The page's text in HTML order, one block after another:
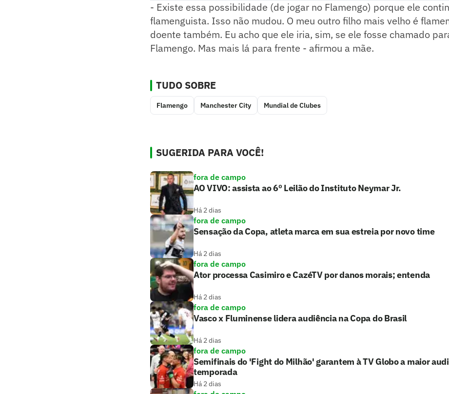
- Existe essa possibilidade (de jogar no Flamengo) porque ele
flamenguista. Isso não mudou. O meu outro filho mais velho é
doente também. Eu acho que ele iria, sim, se ele fosse chamado
Flamengo. Mas mais lá para frente - afirmou a mãe.
TUDO SOBRE
Flamengo Manchester City Mundial de Clubes
SUGERIDA PARA VOCÊ!
fora de campo
AO VIVO: assista ao 6º Leilão do Instituto Neymar Jr.
Há 2 dias
fora de campo
Sensação da Copa, atleta marca em sua estreia por novo time
Há 2 dias
fora de campo
Ator processa Casimiro e CazéTV por danos morais; entenda
Há 2 dias
fora de campo
Vasco x Fluminense lidera audiência na Copa do Brasil
Há 2 dias
fora de campo
Semifinais do 'Fight do Milhão' garantem à TV Globo a maior
temporada
Há 2 dias